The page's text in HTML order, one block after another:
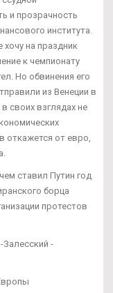
и прозрачность
института.
на праздник
к чемпионату
Но обвинения его
из Венеции в
своих взглядах не
откажется от евро,
ставил Путин год
борца
протестов
-